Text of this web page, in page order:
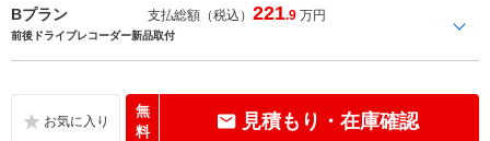
Bプラン 支払総額（税込）221.9 万円
前後ドライブレコーダー新品取付
無
料
見積もり・在庫確認